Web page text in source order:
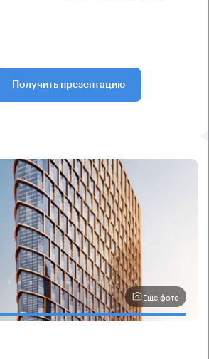
Получить презентацию
Еще фото